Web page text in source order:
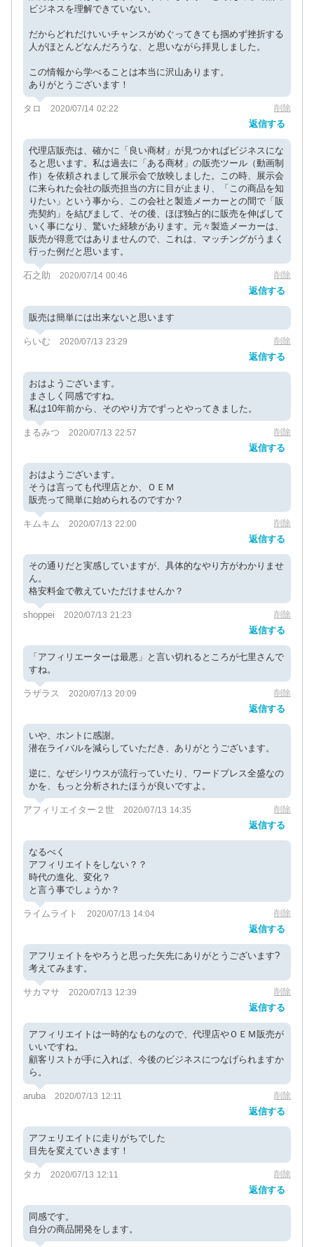
ビジネスを理解できていない。
だからどれだけいいチャンスがめぐってきても掴めず挫折する
人がほとんどなんだろうな、と思いながら拝見しました。
この情報から学べることは本当に沢山あります。
ありがとうございます！
タロ 2020/07/14 02:22 削除
返信する
代理店販売は、確かに「良い商材」が見つかればビジネスにな
ると思います。私は過去に「ある商材」の販売ツール（動画制
作）を依頼されまして展示会で放映しました。この時、展示会
に来られた会社の販売担当の方に目が止まり、「この商品を知
りたい」という事から、この会社と製造メーカーとの間で「販
売契約」を結びまして、その後、ほぼ独占的に販売を伸ばして
いく事になり、驚いた経験があります。元々製造メーカーは、
販売が得意ではありませんので、これは、マッチングがうまく
行った例だと思います。
石之助 2020/07/14 00:46 削除
返信する
販売は簡単には出来ないと思います
らいむ 2020/07/13 23:29 削除
返信する
おはようございます。
まさしく同感ですね。
私は10年前から、そのやり方でずっとやってきました。
まるみつ 2020/07/13 22:57 削除
返信する
おはようございます。
そうは言っても代理店とか、ＯＥＭ
販売って簡単に始められるのですか？
キムキム 2020/07/13 22:00 削除
返信する
その通りだと実感していますが、具体的なやり方がわかりませ
ん。
格安料金で教えていただけませんか？
shoppei 2020/07/13 21:23 削除
返信する
「アフィリエーターは最悪」と言い切れるところが七里さんで
すね。
ラザラス 2020/07/13 20:09 削除
返信する
いや、ホントに感謝。
潜在ライバルを減らしていただき、ありがとうございます。
逆に、なぜシリウスが流行っていたり、ワードプレス全盛なの
かを、もっと分析されたほうが良いですよ。
アフィリエイター２世 2020/07/13 14:35 削除
返信する
なるべく
アフィリエイトをしない？？
時代の進化、変化？
と言う事でしょうか？
ライムライト 2020/07/13 14:04 削除
返信する
アフリェイトをやろうと思った矢先にありがとうございます?
考えてみます。
サカマサ 2020/07/13 12:39 削除
返信する
アフィリエイトは一時的なものなので、代理店やＯＥＭ販売が
いいですね。
顧客リストが手に入れば、今後のビジネスにつなげられますか
ら。
aruba 2020/07/13 12:11 削除
返信する
アフェリエイトに走りがちでした
目先を変えていきます！
タカ 2020/07/13 12:11 削除
返信する
同感です。
自分の商品開発をします。